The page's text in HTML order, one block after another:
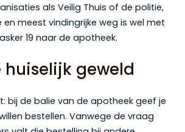
als Veilig Thuis of de politie,
meest vindingrijke weg is wel met
19 naar de apotheek.
huiselijk geweld
bij de balie van de apotheek geef je
bestellen. Vanwege de vraag